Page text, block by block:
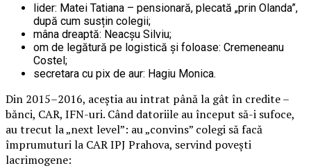
lider: Matei Tatiana – pensionară, plecată „prin Olanda”,
după cum susțin colegii;
mâna dreaptă: Neacșu Silviu;
om de legătură pe logistică și foloase: Cremeneanu
Costel;
secretara cu pix de aur: Hagiu Monica.
Din 2015–2016, aceștia au intrat până la gât în credite –
bănci, CAR, IFN-uri. Când datoriile au început să-i sufoce,
au trecut la „next level”: au „convins” colegi să facă
împrumuturi la CAR IPJ Prahova, servind povești
lacrimogene: